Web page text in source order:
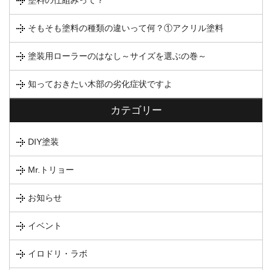
そもそも塗料の種類の違いって何？①アクリル塗料
塗装用ローラーのはなし～サイズを選ぶの巻～
知っておきたい木部の劣化症状ですよ
カテゴリー
DIY塗装
Mr.トリョー
お知らせ
イベント
イロドリ・ラボ